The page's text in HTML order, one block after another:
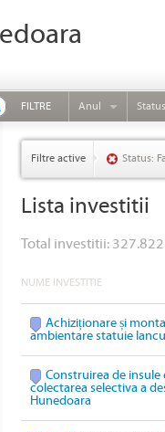
FILTRE Anul Status
Filtre active Status:
Lista investitii
Total investitii:
NUME INVESTITIE
Achiziționare și
ambientare statuie
Construirea de
colectarea selectiva a
Hunedoara